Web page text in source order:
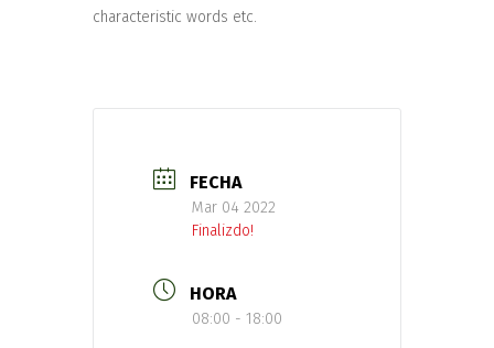
characteristic words etc.
FECHA
Mar 04 2022
Finalizdo!
HORA
08:00 - 18:00